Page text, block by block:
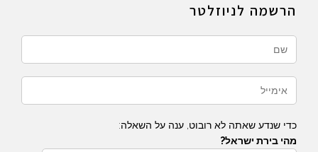
הרשמה לניוזלטר
כדי שנדע שאתה לא רובוט, ענה על השאלה:
מהי בירת ישראל?